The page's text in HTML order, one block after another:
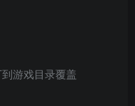
游戏目录覆盖